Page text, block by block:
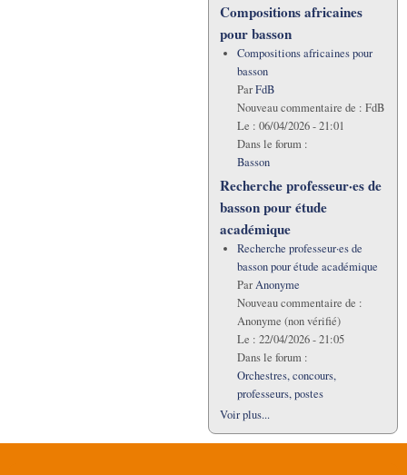
Compositions africaines
pour basson
Compositions africaines pour
basson
ParFdB
Nouveau commentaire de : FdB
Le : 06/04/2026 - 21:01
Dans le forum :
Basson
Recherche professeur·es de
basson pour étude
académique
Recherche professeur·es de
basson pour étude académique
ParAnonyme
Nouveau commentaire de :
Anonyme (non vérifié)
Le : 22/04/2026 - 21:05
Dans le forum :
Orchestres, concours,
professeurs, postes
Voir plus...